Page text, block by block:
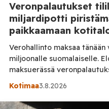
Veronpalautukset
miljardipotti
paikkaamaan
Verohallinto maksaa
miljoonalle suomalaiselle.
maksuerässä
1,1 miljardia euroa.
pohtimaan, mihin
Kotimaa3.8.2026